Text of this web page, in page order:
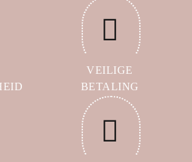
VEILIGE
BETALING